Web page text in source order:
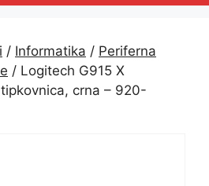
/ Informatika / Periferna
/ Logitech G915 X
tipkovnica, crna – 920-